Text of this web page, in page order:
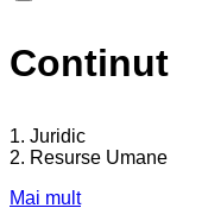
Continut
1. Juridic
2. Resurse Umane
Mai mult